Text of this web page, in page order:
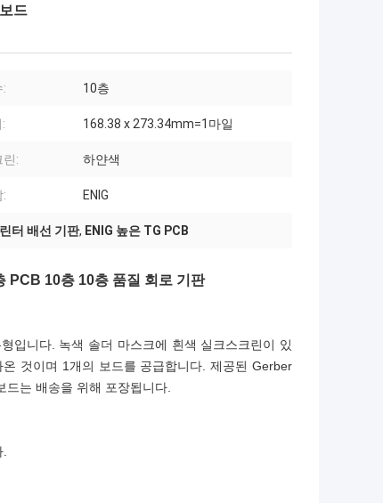
드
: 10층
168.38 x 273.34mm=1마일
린: 하얀색
: ENIG
터 배선 기판, ENIG 높은 TG PCB
PCB 10층 ​​10층 품질 회로 기판
입니다. 녹색 솔더 마스크에 흰색 실크스크린이 있
것이며 1개의 보드를 공급합니다. 제공된 Gerber
드는 배송을 위해 포장됩니다.
.